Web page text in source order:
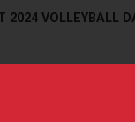
2024 VOLLEYBALL